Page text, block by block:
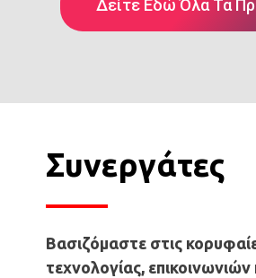
Δείτε Εδώ Όλα Τα
Συνεργάτες
Βασιζόμαστε στις
τεχνολογίας, επικοινωνιών